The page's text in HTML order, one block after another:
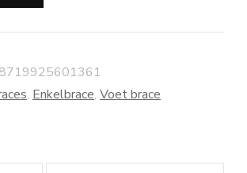
, Enkelbrace, Voet brace